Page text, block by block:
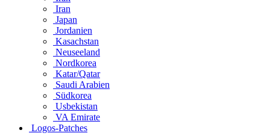
Iran
Japan
Jordanien
Kasachstan
Neuseeland
Nordkorea
Katar/Qatar
Saudi Arabien
Südkorea
Usbekistan
VA Emirate
Logos-Patches